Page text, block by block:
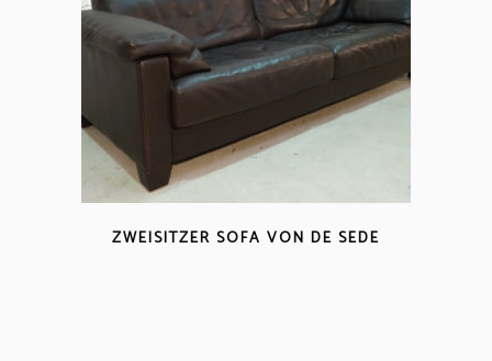
ZWEISITZER SOFA VON DE SEDE